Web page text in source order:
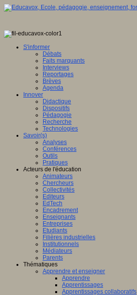
S'informer
Débats
Faits marquants
Interviews
Reportages
Brèves
Agenda
Innover
Didactique
Dispositifs
Pédagogie
Recherche
Technologies
Savoir(s)
Analyses
Conférences
Outils
Pratiques
Acteurs de l'éducation
Animateurs
Chercheurs
Collectivités
Editeurs
EdTech
Encadrement
Enseignants
Entreprises
Etudiants
Filières industrielles
Institutionnels
Médiateurs
Parents
Thématiques
Apprendre et enseigner
Apprendre
Apprentissages
Apprentissages collaboratifs